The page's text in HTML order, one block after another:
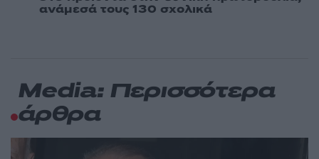
ανάμεσά τους 130 σχολικά
Media: Περισσότερα
άρθρα